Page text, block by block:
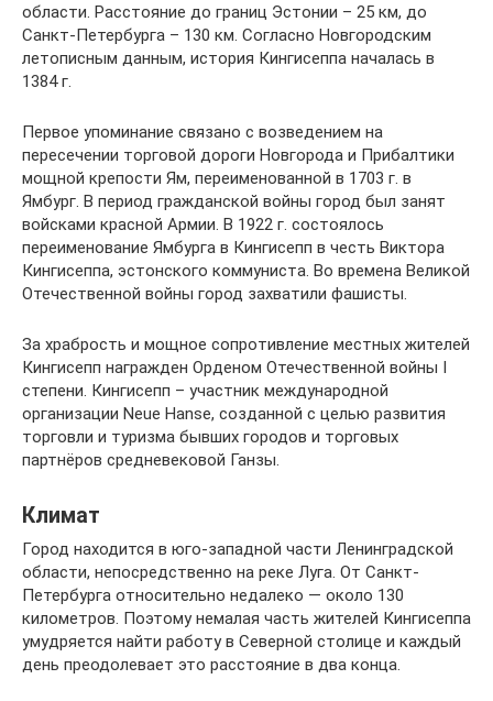
области. Расстояние до границ Эстонии – 25 км, до
Санкт-Петербурга – 130 км. Согласно Новгородским
летописным данным, история Кингисеппа началась в
1384 г.
Первое упоминание связано с возведением на
пересечении торговой дороги Новгорода и Прибалтики
мощной крепости Ям, переименованной в 1703 г. в
Ямбург. В период гражданской войны город был занят
войсками красной Армии. В 1922 г. состоялось
переименование Ямбурга в Кингисепп в честь Виктора
Кингисеппа, эстонского коммуниста. Во времена Великой
Отечественной войны город захватили фашисты.
За храбрость и мощное сопротивление местных жителей
Кингисепп награжден Орденом Отечественной войны I
степени. Кингисепп – участник международной
организации Neue Hanse, созданной с целью развития
торговли и туризма бывших городов и торговых
партнёров средневековой Ганзы.
Климат
Город находится в юго-западной части Ленинградской
области, непосредственно на реке Луга. От Санкт-
Петербурга относительно недалеко — около 130
километров. Поэтому немалая часть жителей Кингисеппа
умудряется найти работу в Северной столице и каждый
день преодолевает это расстояние в два конца.